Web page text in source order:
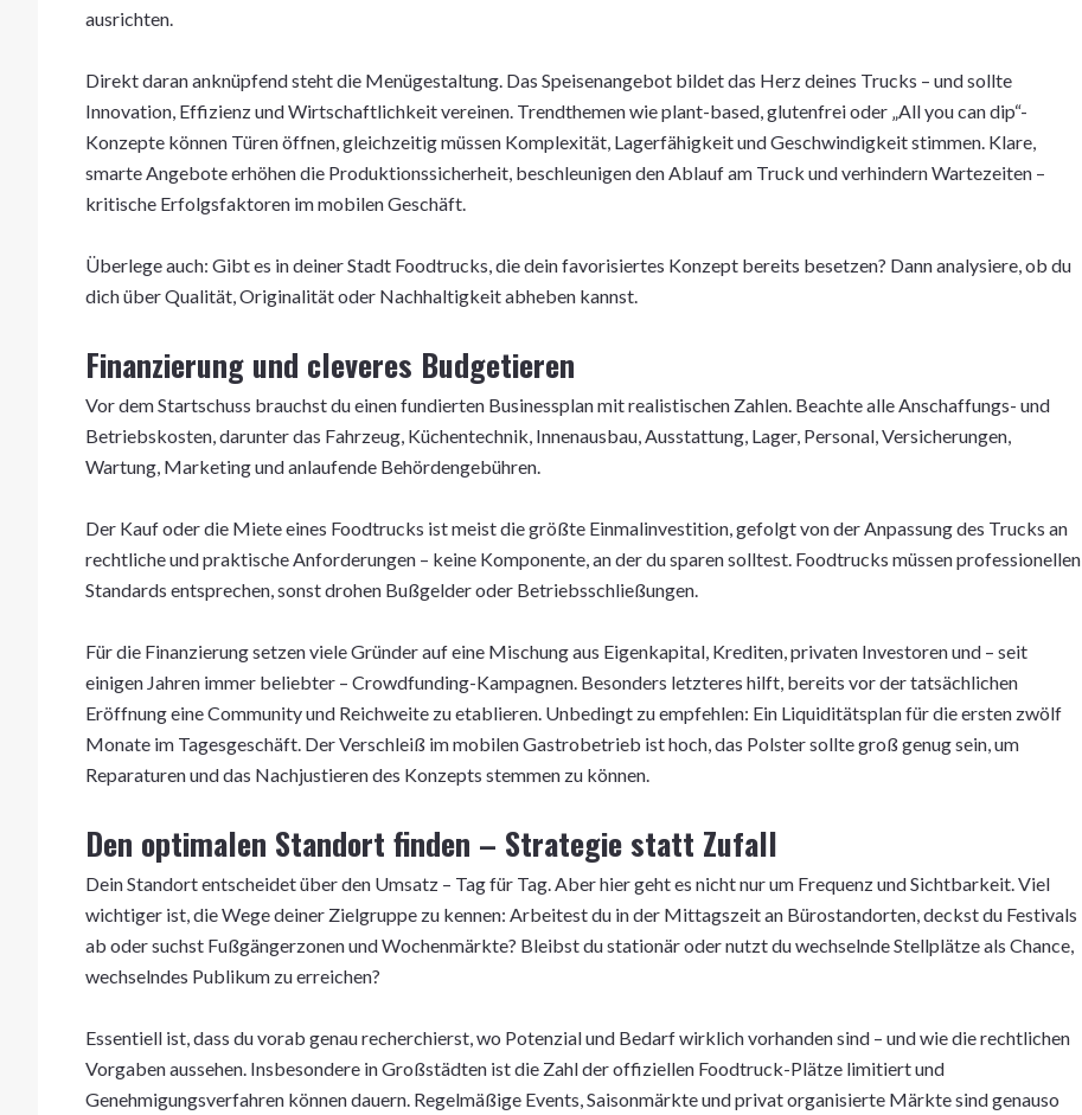
ausrichten.
Direkt daran anknüpfend steht die Menügestaltung. Das Speisenangebot bildet das Herz deines Trucks – und sollte
Innovation, Effizienz und Wirtschaftlichkeit vereinen. Trendthemen wie plant-based, glutenfrei oder „All you can dip“-
Konzepte können Türen öffnen, gleichzeitig müssen Komplexität, Lagerfähigkeit und Geschwindigkeit stimmen. Klare,
smarte Angebote erhöhen die Produktionssicherheit, beschleunigen den Ablauf am Truck und verhindern Wartezeiten –
kritische Erfolgsfaktoren im mobilen Geschäft.
Überlege auch: Gibt es in deiner Stadt Foodtrucks, die dein favorisiertes Konzept bereits besetzen? Dann analysiere, ob du
dich über Qualität, Originalität oder Nachhaltigkeit abheben kannst.
Finanzierung und cleveres Budgetieren
Vor dem Startschuss brauchst du einen fundierten Businessplan mit realistischen Zahlen. Beachte alle Anschaffungs- und
Betriebskosten, darunter das Fahrzeug, Küchentechnik, Innenausbau, Ausstattung, Lager, Personal, Versicherungen,
Wartung, Marketing und anlaufende Behördengebühren.
Der Kauf oder die Miete eines Foodtrucks ist meist die größte Einmalinvestition, gefolgt von der Anpassung des Trucks an
rechtliche und praktische Anforderungen – keine Komponente, an der du sparen solltest. Foodtrucks müssen professionellen
Standards entsprechen, sonst drohen Bußgelder oder Betriebsschließungen.
Für die Finanzierung setzen viele Gründer auf eine Mischung aus Eigenkapital, Krediten, privaten Investoren und – seit
einigen Jahren immer beliebter – Crowdfunding-Kampagnen. Besonders letzteres hilft, bereits vor der tatsächlichen
Eröffnung eine Community und Reichweite zu etablieren. Unbedingt zu empfehlen: Ein Liquiditätsplan für die ersten zwölf
Monate im Tagesgeschäft. Der Verschleiß im mobilen Gastrobetrieb ist hoch, das Polster sollte groß genug sein, um
Reparaturen und das Nachjustieren des Konzepts stemmen zu können.
Den optimalen Standort finden – Strategie statt Zufall
Dein Standort entscheidet über den Umsatz – Tag für Tag. Aber hier geht es nicht nur um Frequenz und Sichtbarkeit. Viel
wichtiger ist, die Wege deiner Zielgruppe zu kennen: Arbeitest du in der Mittagszeit an Bürostandorten, deckst du Festivals
ab oder suchst Fußgängerzonen und Wochenmärkte? Bleibst du stationär oder nutzt du wechselnde Stellplätze als Chance,
wechselndes Publikum zu erreichen?
Essentiell ist, dass du vorab genau recherchierst, wo Potenzial und Bedarf wirklich vorhanden sind – und wie die rechtlichen
Vorgaben aussehen. Insbesondere in Großstädten ist die Zahl der offiziellen Foodtruck-Plätze limitiert und
Genehmigungsverfahren können dauern. Regelmäßige Events, Saisonmärkte und privat organisierte Märkte sind genauso